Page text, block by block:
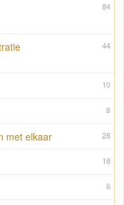
84
44
10
8
28
met elkaar
18
6